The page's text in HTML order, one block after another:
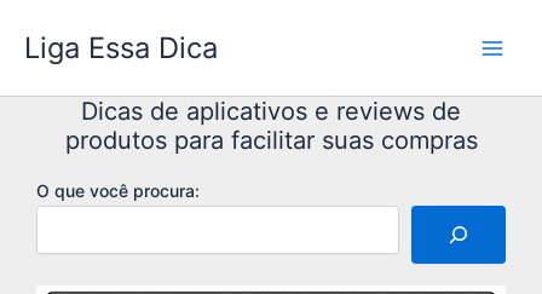
para
conteúdo
Liga Essa Dica
Dicas de aplicativos e reviews de
produtos para facilitar suas compras
O que você procura: